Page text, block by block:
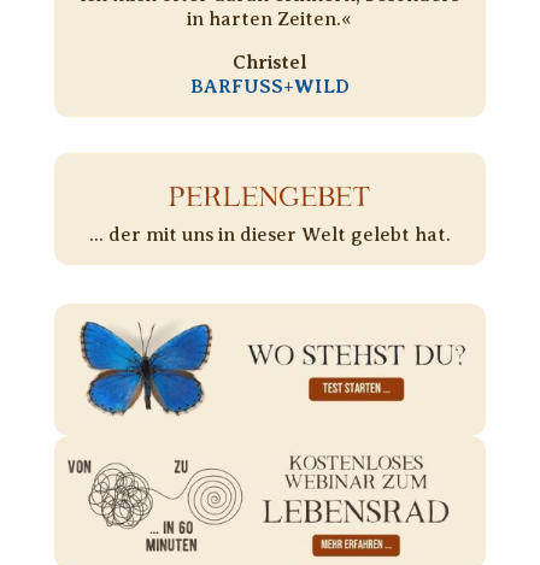
in harten Zeiten.«
Christel
BARFUSS+WILD
PERLENGEBET
... der mit uns in dieser Welt gelebt hat.